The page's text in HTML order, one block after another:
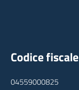
Codice fiscale
04559000825